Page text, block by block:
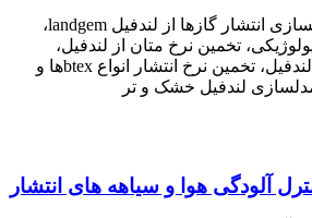
پکیج آموزشی مدلسازی انتشار گازها از لندفیل landgem،
تخمین نرخ متان از لندفیل،
تخمین نرخ co2 از لندفیل، تخمین نرخ انتشار انواع btexها و
آلودگی هوا و سیاهه های انتشار